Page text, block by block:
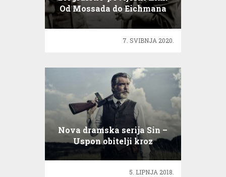
Od Mossada do Eichmana
7. SVIBNJA 2020.
Nova dramska serija Sin –
Uspon obitelji kroz
nekoliko naraštaja
5. LIPNJA 2018.